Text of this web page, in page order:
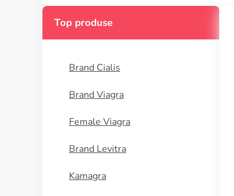
Top produse
Brand Cialis
Brand Viagra
Female Viagra
Brand Levitra
Kamagra